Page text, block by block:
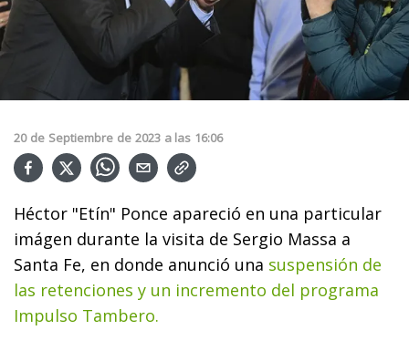
20 de Septiembre de 2023 a las 16:06
Héctor "Etín" Ponce apareció en una particular
imágen durante la visita de Sergio Massa a
Santa Fe, en donde anunció una suspensión de
las retenciones y un incremento del programa
Impulso Tambero.